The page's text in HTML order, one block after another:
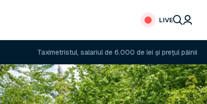
LIVE
Taximetristul, salariul de 6.000 de lei și prețul pâinii Panică